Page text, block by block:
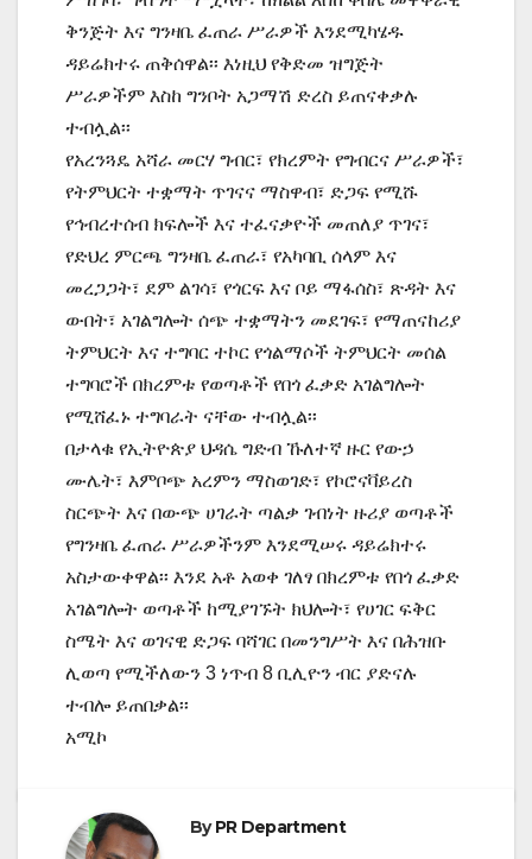
ቅንጅት እና ግንዛቤ ፈጠራ ሥራዎች እንደሚካሄዱ
ዳይሬክተሩ ጠቅሰዋል፡፡ እነዚህ የቅድመ ዝግጅት
ሥራዎችም እስከ ግንቦት አጋማሽ ድረስ ይጠናቀቃሉ
ተብሏል፡፡
የአረንጓዴ አሻራ መርሃ ግብር፣ የክረምት የግብርና ሥራዎች፣
የትምህርት ተቋማት ጥገናና ማስዋብ፣ ድጋፍ የሚሹ
የኅብረተሰብ ክፍሎች እና ተፈናቃዮች መጠለያ ጥገና፣
የድህረ ምርጫ ግንዛቤ ፈጠራ፣ የአካባቢ ሰላም እና
መረጋጋት፣ ደም ልገሳ፣ የጎርፍ እና ቦይ ማፋሰስ፣ ጽዳት እና
ውበት፣ አገልግሎት ሰጭ ተቋማትን መደገፍ፣ የማጠናከሪያ
ትምህርት እና ተግባር ተኮር የጎልማሶች ትምህርት መሰል
ተግባሮች በክረምቱ የወጣቶች የበጎ ፈቃድ አገልግሎት
የሚሸፈኑ ተግባራት ናቸው ተብሏል፡፡
በታላቁ የኢትዮጵያ ህዳሴ ግድብ ኹለተኛ ዙር የውኃ
ሙሌት፣ እምቦጭ አረምን ማስወገድ፣ የኮሮናቫይረስ
ስርጭት እና በውጭ ሀገራት ጣልቃ ገብነት ዙሪያ ወጣቶች
የግንዛቤ ፈጠራ ሥራዎችንም እንደሚሠሩ ዳይሬክተሩ
አስታውቀዋል፡፡ እንደ አቶ አወቀ ገለፃ በክረምቱ የበጎ ፈቃድ
አገልግሎት ወጣቶች ከሚያገኙት ክህሎት፣ የሀገር ፍቅር
ስሜት እና ወገናዊ ድጋፍ ባሻገር በመንግሥት እና በሕዝቡ
ሊወጣ የሚችለውን 3 ነጥብ 8 ቢሊዮን ብር ያድናሉ
ተብሎ ይጠበቃል፡፡
አሚኮ
ByPR Department